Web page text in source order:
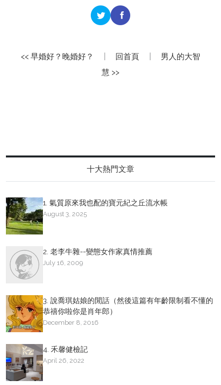
<< 早婚好？晚婚好？ 回首頁
男人的大智
慧 >>
十大熱門文章
1. 氣質原來我也配的寶元紀之丘流水帳
August 3, 2025
2. 老李牛雜--變態女作家真情推薦
July 16, 2009
3. 說喬琪姑娘的閒話（然後這篇有年齡限制看不懂的
恭禧你啦你是肖年郎）
December 8, 2016
4. 禾馨健檢記
April 26, 2022